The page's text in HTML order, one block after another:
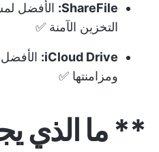
ShareFile: الأفضل
التخزين الآمنة ✅
iCloud Drive:
ومزامنتها ✅
** ما الذي